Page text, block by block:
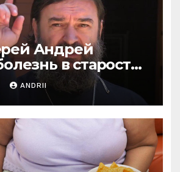
Андрей
в старости
за грехи?
ANDRII